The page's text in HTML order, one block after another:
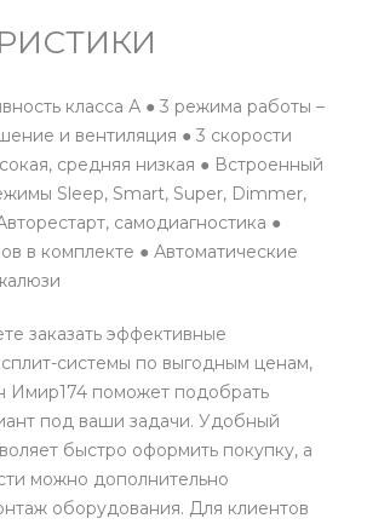
класса А ● 3 режима работы –
и вентиляция ● 3 скорости
средняя низкая ● Встроенный
Sleep, Smart, Super, Dimmer,
самодиагностика ●
в комплекте ● Автоматические
заказать эффективные
системы по выгодным ценам,
Имир174 поможет подобрать
под ваши задачи. Удобный
быстро оформить покупку, а
можно дополнительно
оборудования. Для клиентов